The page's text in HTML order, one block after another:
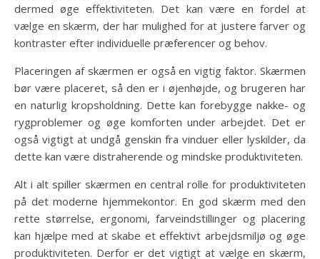
dermed øge effektiviteten. Det kan være en fordel at
vælge en skærm, der har mulighed for at justere farver og
kontraster efter individuelle præferencer og behov.
Placeringen af skærmen er også en vigtig faktor. Skærmen
bør være placeret, så den er i øjenhøjde, og brugeren har
en naturlig kropsholdning. Dette kan forebygge nakke- og
rygproblemer og øge komforten under arbejdet. Det er
også vigtigt at undgå genskin fra vinduer eller lyskilder, da
dette kan være distraherende og mindske produktiviteten.
Alt i alt spiller skærmen en central rolle for produktiviteten
på det moderne hjemmekontor. En god skærm med den
rette størrelse, ergonomi, farveindstillinger og placering
kan hjælpe med at skabe et effektivt arbejdsmiljø og øge
produktiviteten. Derfor er det vigtigt at vælge en skærm,